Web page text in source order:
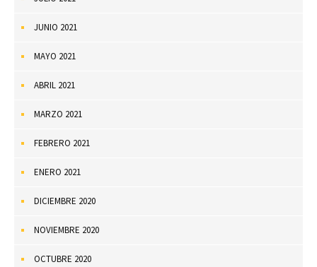
JUNIO 2021
MAYO 2021
ABRIL 2021
MARZO 2021
FEBRERO 2021
ENERO 2021
DICIEMBRE 2020
NOVIEMBRE 2020
OCTUBRE 2020